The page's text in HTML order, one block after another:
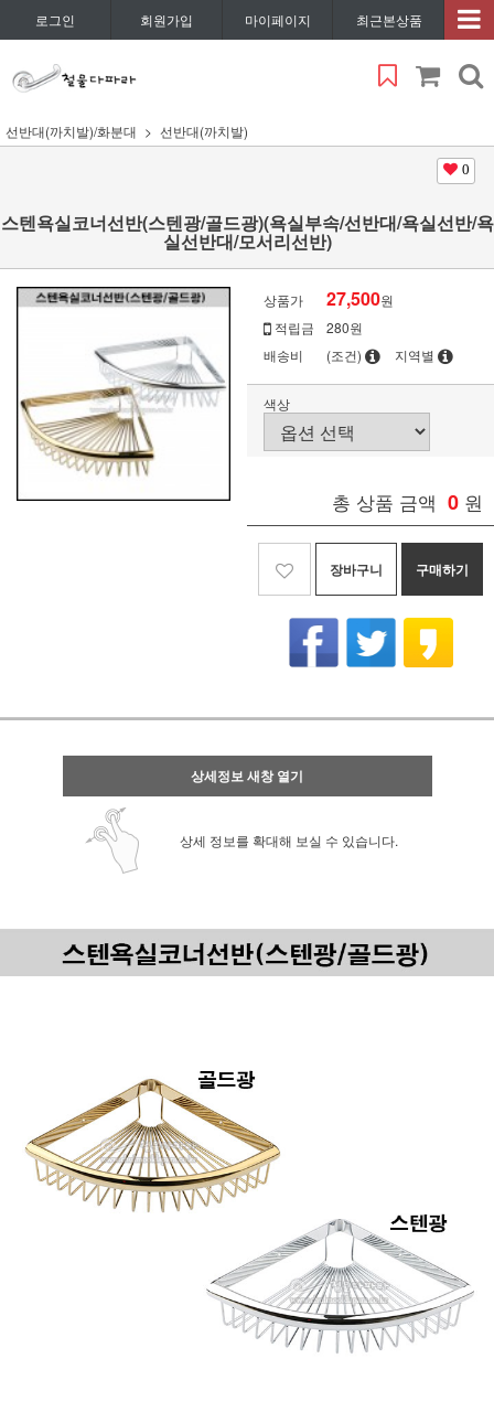
로그인 회원가입 마이페이지 최근본상품
선반대(까치발)/화분대 선반대(까치발)
0
스텐욕실코너선반(스텐광/골드광)(욕실부속/선반대/욕실선반/욕
실선반대/모서리선반)
상품가 27,500원
적립금
280원
배송비
(조건) 지역별
색상
총 상품 금액 0 원
장바구니 구매하기
상세정보 새창 열기
상세 정보를 확대해 보실 수 있습니다.